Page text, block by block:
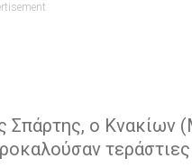
Σπάρτης, ο Κνακίων